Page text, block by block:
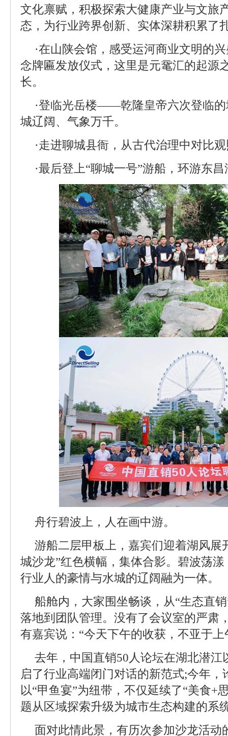
文化禀赋，积极探索大健康产业与文旅
态，为行业跨界创新、实体深耕积累了
·在山陕会馆，感受运河商业文明的
念牌匾发放仪式，这里是元鼋汇的起源
长。
·登临光岳楼——乾隆皇帝六次登临
城辽阔、气象万千。
·走进聊城县衙，从古代治理中对比
·最后登上“聊城一号”游船，环游东
舟行碧波上，人在画中游。
游船二层甲板上，嘉宾们迎着湖风展
城沙龙”红色横幅，集体合影。碧波荡
行业人的豪情与水城的辽阔融为一体。
船舱内，大家围坐畅谈，从“生态直
落地到团队管理。没有了会议室的严肃
有嘉宾说：“今天下午的收获，不亚于上
去年，中国直销50人论坛在湖北潜江
启了行业高端闭门对话的新范式;今年，
以“甲鱼宴”为纽带，不仅延续了“美食+
题从区域探索升级为城市生态构建的系
面对此情此景，有历次参加沙龙活动